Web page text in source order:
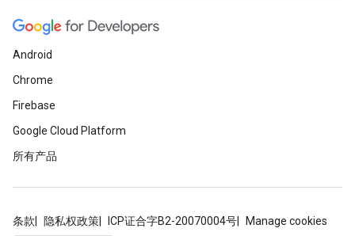
Android
Chrome
Firebase
Google Cloud Platform
所有产品
条款 隐私权政策 ICP证合字B2-20070004号 Manage cookies